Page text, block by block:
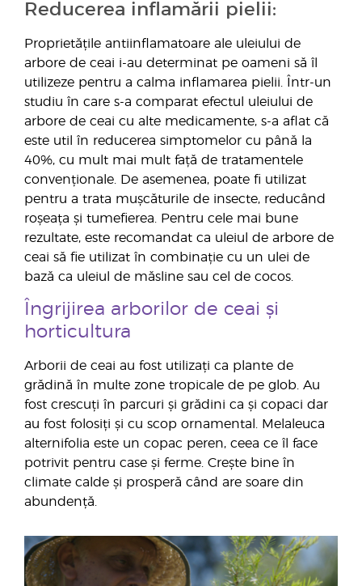
Reducerea inflamării pielii:
Proprietățile antiinflamatoare ale uleiului de
arbore de ceai i-au determinat pe oameni să îl
utilizeze pentru a calma inflamarea pielii. Într-un
studiu în care s-a comparat efectul uleiului de
arbore de ceai cu alte medicamente, s-a aflat că
este util în reducerea simptomelor cu până la
40%, cu mult mai mult față de tratamentele
convenționale. De asemenea, poate fi utilizat
pentru a trata mușcăturile de insecte, reducând
roșeața și tumefierea. Pentru cele mai bune
rezultate, este recomandat ca uleiul de arbore de
ceai să fie utilizat în combinație cu un ulei de
bază ca uleiul de măsline sau cel de cocos.
Îngrijirea arborilor de ceai și
horticultura
Arborii de ceai au fost utilizați ca plante de
grădină în multe zone tropicale de pe glob. Au
fost crescuți în parcuri și grădini ca și copaci dar
au fost folosiți și cu scop ornamental. Melaleuca
alternifolia este un copac peren, ceea ce îl face
potrivit pentru case și ferme. Crește bine în
climate calde și prosperă când are soare din
abundență.